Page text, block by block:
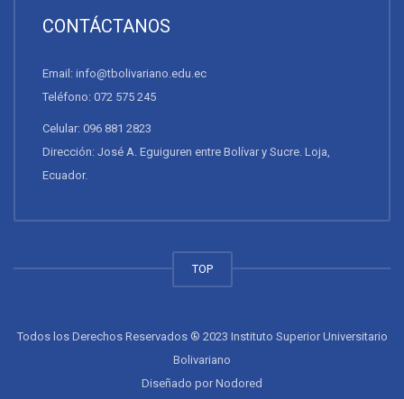
CONTÁCTANOS
Email: info@tbolivariano.edu.ec
Teléfono: 072 575 245
Celular: 096 881 2823
Dirección: José A. Eguiguren entre Bolívar y Sucre. Loja,
Ecuador.
TOP
Todos los Derechos Reservados ® 2023 Instituto Superior Universitario
Bolivariano
Diseñado porNodored